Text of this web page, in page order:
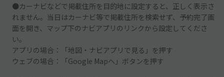
●カーナビなどで掲載住所を目的地に設定すると、正しく表示さ
れません。当日はカーナビ等で掲載住所を検索せず、予約完了画
面を開き、マップ下のナビアプリのリンクから設定してくださ
い。
アプリの場合：「地図・ナビアプリで見る」を押す
ウェブの場合：「Google Mapへ」ボタンを押す